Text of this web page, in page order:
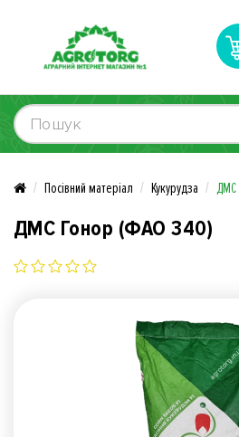
Посівний матеріал Кукурудза ДМС
ДМС Гонор (ФАО 340)